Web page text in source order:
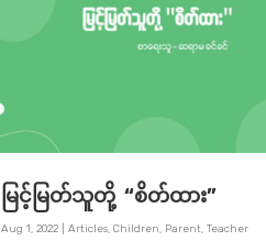
မြင့်မြတ်သူတို့ “စိတ်ထား”
Aug 1, 2022| Articles, Children, Parent, Teacher